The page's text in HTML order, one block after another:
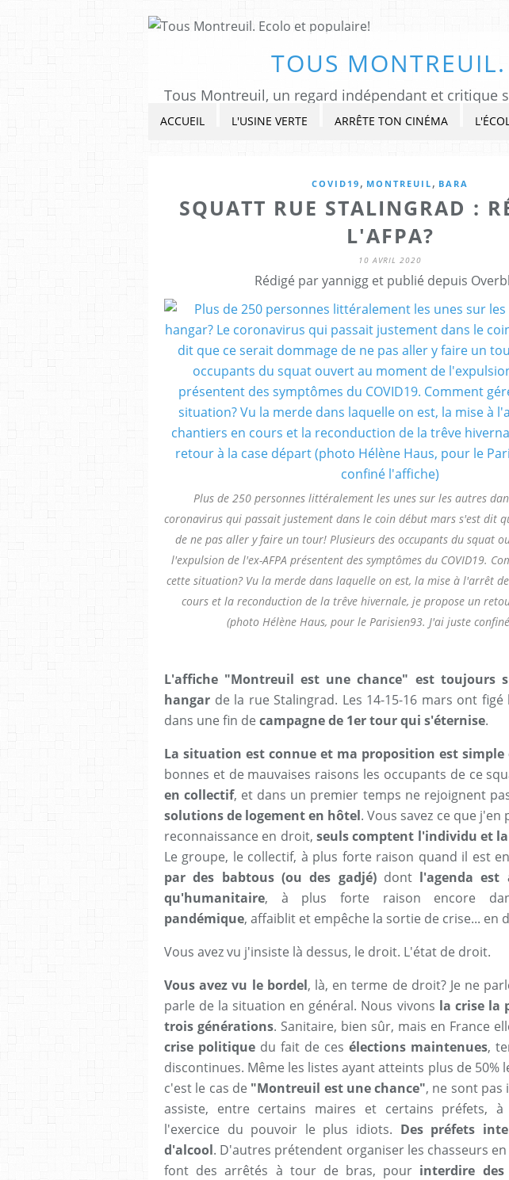
TOUS
ACCUEIL L'USINE VERTE ARRÊTE TON CINÉMA
COVID19 , MONTREUIL , BARA
SQUATT RUE STALINGRAD :
L'AFPA?
10 AVRIL 2020
Rédigé par yannigg et publié depuis
Plus de 250 personnes littéralement les unes sur les autres
coronavirus qui passait justement dans le coin début mars s'est dit
de ne pas aller y faire un tour! Plusieurs des occupants du squat
l'expulsion de l'ex-AFPA présentent des symptômes du COVID19.
cette situation? Vu la merde dans laquelle on est, la mise à l'arrêt
cours et la reconduction de la trêve hivernale, je propose un
(photo Hélène Haus, pour le Parisien93. J'ai juste
L'affiche "Montreuil est une chance" est toujours
hangar de la rue Stalingrad. Les 14-15-16 mars ont
dans une fin de campagne de 1er tour qui s'éternise.
La situation est connue et ma proposition est simple
bonnes et de mauvaises raisons les occupants de ce
en collectif, et dans un premier temps ne rejoignent
solutions de logement en hôtel. Vous savez ce que j'en
reconnaissance en droit, seuls comptent l'individu et
Le groupe, le collectif, à plus forte raison quand il est
par des babtous (ou des gadjé) dontl'agenda est
qu'humanitaire, à plus forte raison encore
pandémique, affaiblit et empêche la sortie de crise... en
Vous avez vu j'insiste là dessus, le droit. L'état de droit.
Vous avez vu le bordel, là, en terme de droit? Je ne
parle de la situation en général. Nous vivons la crise la
trois générations. Sanitaire, bien sûr, mais en France
crise politique du fait de ces élections maintenues,
discontinues. Même les listes ayant atteints plus de 50%
c'est le cas de "Montreuil est une chance", ne sont pas
assiste, entre certains maires et certains préfets,
l'exercice du pouvoir le plus idiots. Des préfets
d'alcool. D'autres prétendent organiser les chasseurs
font des arrêtés à tour de bras, pour interdire